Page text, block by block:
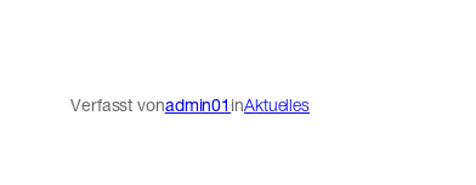
Verfasst vonadmin01 inAktuelles